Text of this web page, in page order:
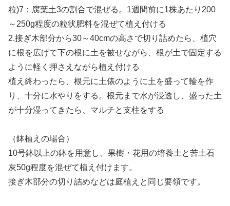
粒)7：腐葉土3の割合で混ぜる。1週間前に1株あたり200
～250g程度の粒状肥料を混ぜて植え付ける
2.接ぎ木部分から30～40cmの高さで切り詰めたら、植穴
に根を広げて下の根に土を被せながら、根が土で固定する
ように軽く押さえながら植え付ける
植え終わったら、根元に土俵のように土を盛って輪を作
り、十分に水やりをする。根元まで水が浸透し、盛った土
が十分湿ってきたら、マルチと支柱をする
（鉢植えの場合）
10号鉢以上の鉢を用意し、果樹・花用の培養土と苦土石
灰50g程度を混ぜて植え付けます。
接ぎ木部分の切り詰めなどは庭植えと同じ要領です。